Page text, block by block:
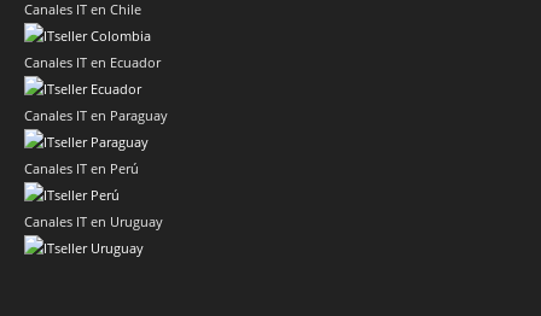
Canales IT en Chile
Canales IT en Ecuador
Canales IT en Paraguay
Canales IT en Perú
Canales IT en Uruguay